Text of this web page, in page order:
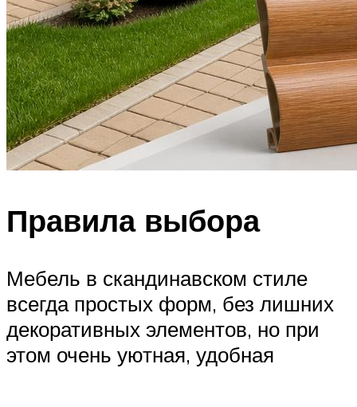
Правила выбора
Мебель в скандинавском стиле
всегда простых форм, без лишних
декоративных элементов, но при
этом очень уютная, удобная